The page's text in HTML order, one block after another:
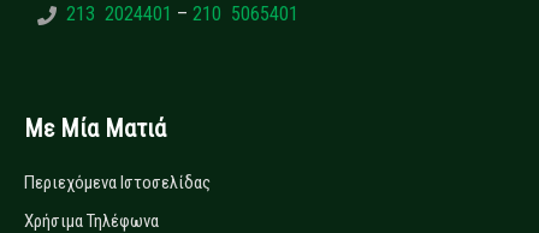
213 2024401 – 210 5065401
Με Μία Ματιά
Περιεχόμενα Ιστοσελίδας
Χρήσιμα Τηλέφωνα